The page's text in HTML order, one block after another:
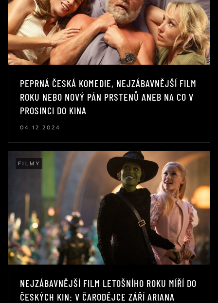
PEPRNÁ ČESKÁ KOMEDIE, NEJZÁBAVNĚJŠÍ FILM
ROKU NEBO NOVÝ PÁN PRSTENŮ ANEB NA CO V
PROSINCI DO KINA
04.12.2024
FILMY
NEJZÁBAVNĚJŠÍ FILM LETOŠNÍHO ROKU MÍŘÍ DO
ČESKÝCH KIN: V ČARODĚJCE ZÁŘÍ ARIANA